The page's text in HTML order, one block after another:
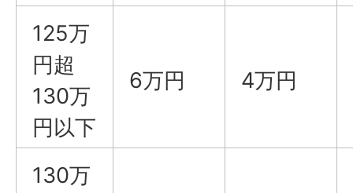
125万
円超
130万
円以下
6万円 4万円
130万